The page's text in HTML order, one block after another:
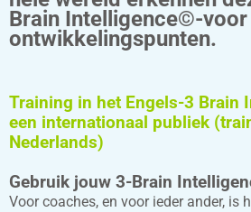
Brain Intelligence©-
ontwikkelingspunten.
Training in het Engels-3 Brain
een internationaal publiek
Nederlands)
Gebruik jouw 3-Brain
Voor coaches, en voor ieder ander, is